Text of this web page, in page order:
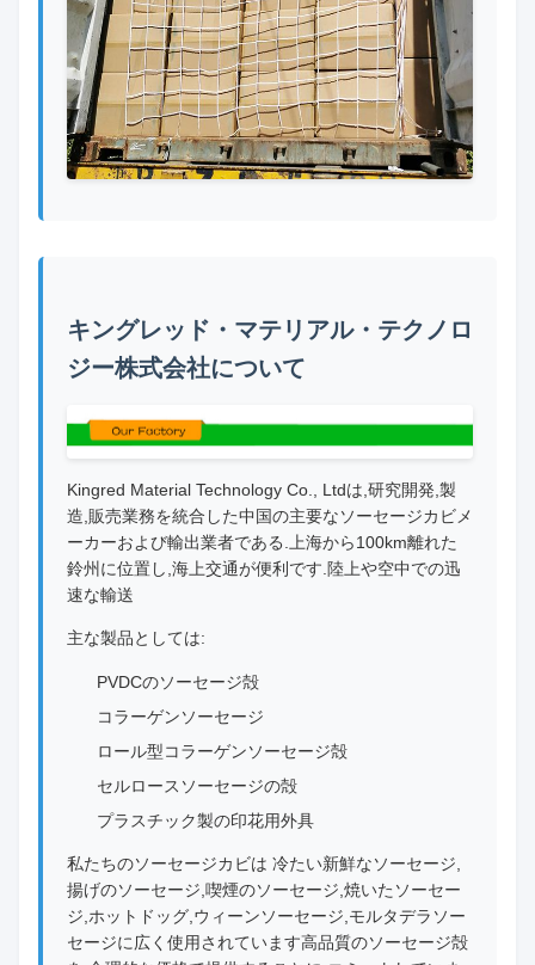
キングレッド・マテリアル・テクノロ
ジー株式会社について
Kingred Material Technology Co., Ltdは,研究開発,製
造,販売業務を統合した中国の主要なソーセージカビメ
ーカーおよび輸出業者である.上海から100km離れた
鈴州に位置し,海上交通が便利です.陸上や空中での迅
速な輸送
主な製品としては:
PVDCのソーセージ殻
コラーゲンソーセージ
ロール型コラーゲンソーセージ殻
セルロースソーセージの殻
プラスチック製の印花用外具
私たちのソーセージカビは 冷たい新鮮なソーセージ,
揚げのソーセージ,喫煙のソーセージ,焼いたソーセー
ジ,ホットドッグ,ウィーンソーセージ,モルタデラソー
セージに広く使用されています高品質のソーセージ殻